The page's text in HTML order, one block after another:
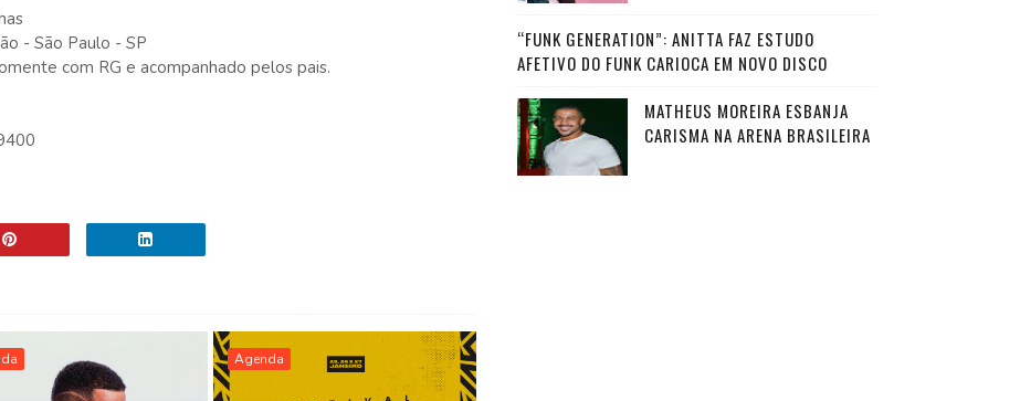
- São Paulo - SP
com RG e acompanhado pelos pais.
Agenda
“FUNK GENERATION”: ANITTA FAZ ESTUDO
AFETIVO DO FUNK CARIOCA EM NOVO DISCO
MATHEUS MOREIRA ESBANJA
CARISMA NA ARENA BRASILEIRA